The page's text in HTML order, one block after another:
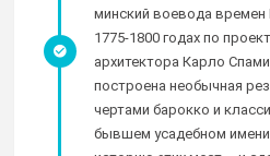
минский воевода времен
1775-1800 годах по
архитектора Карло
построена необычная
чертами барокко и
бывшем усадебном